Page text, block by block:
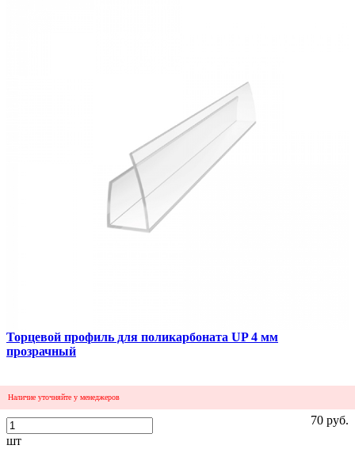
Торцевой профиль для поликарбоната UP 4 мм
прозрачный
Наличие уточняйте у менеджеров
70 руб.
шт